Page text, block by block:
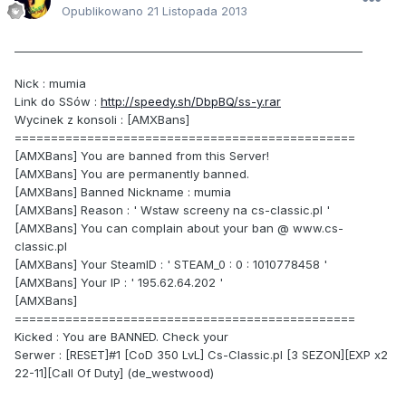
Opublikowano 21 Listopada 2013
Nick : mumia
Link do SSów : http://speedy.sh/DbpBQ/ss-y.rar
Wycinek z konsoli : [AMXBans]
===============================================
[AMXBans] You are banned from this Server!
[AMXBans] You are permanently banned.
[AMXBans] Banned Nickname : mumia
[AMXBans] Reason : ' Wstaw screeny na cs-classic.pl '
[AMXBans] You can complain about your ban @ www.cs-
classic.pl
[AMXBans] Your SteamID : ' STEAM_0 : 0 : 1010778458 '
[AMXBans] Your IP : ' 195.62.64.202 '
[AMXBans]
===============================================
Kicked : You are BANNED. Check your
Serwer : [RESET]#1 [CoD 350 LvL] Cs-Classic.pl [3 SEZON][EXP x2
22-11][Call Of Duty] (de_westwood)